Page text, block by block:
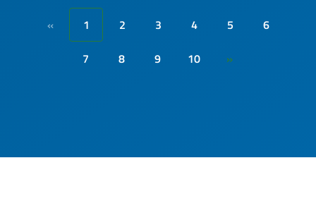
« 1 2 3 4 5
6
7
8 9 10 »